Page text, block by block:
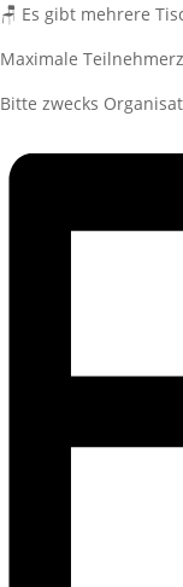
🪑 Es gibt mehrere
Maximale
Bitte zwecks